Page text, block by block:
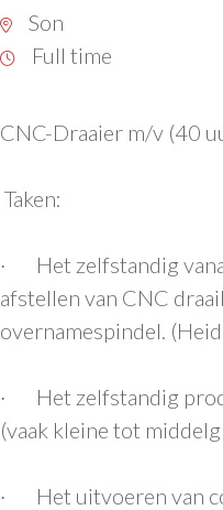
Son
Full time
CNC-Draaier m/v (40
Taken:
· Het zelfstandig
afstellen van CNC
overnamespindel.
· Het zelfstandig
(vaak kleine tot
· Het uitvoeren van